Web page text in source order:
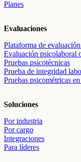
Planes
Evaluaciones
Plataforma de
Evaluación psicolaboral
Pruebas psicotécnicas
Prueba de integridad
Pruebas psicométricas
Soluciones
Por industria
Por cargo
Integraciones
Para líderes